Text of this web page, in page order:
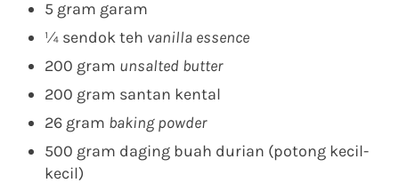
5 gram garam
¼ sendok teh vanilla essence
200 gram unsalted butter
200 gram santan kental
26 gram baking powder
500 gram daging buah durian (potong kecil-
kecil)